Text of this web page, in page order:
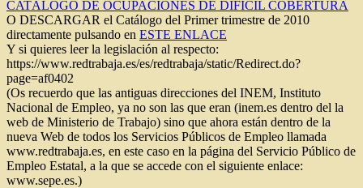
CATÁLOGO DE OCUPACIONES DE DIFÍCIL COBERTURA
O DESCARGAR el Catálogo del Primer trimestre de 2010
directamente pulsando en ESTE ENLACE
Y si quieres leer la legislación al respecto:
https://www.redtrabaja.es/es/redtrabaja/static/Redirect.do?
page=af0402
(Os recuerdo que las antiguas direcciones del INEM, Instituto
Nacional de Empleo, ya no son las que eran (inem.es dentro del la
web de Ministerio de Trabajo) sino que ahora están dentro de la
nueva Web de todos los Servicios Públicos de Empleo llamada
www.redtrabaja.es, en este caso en la página del Servicio Público de
Empleo Estatal, a la que se accede con el siguiente enlace:
www.sepe.es.)